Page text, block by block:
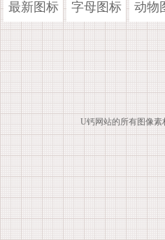
最新图标 字母图标 动物
U钙网站的所有图像